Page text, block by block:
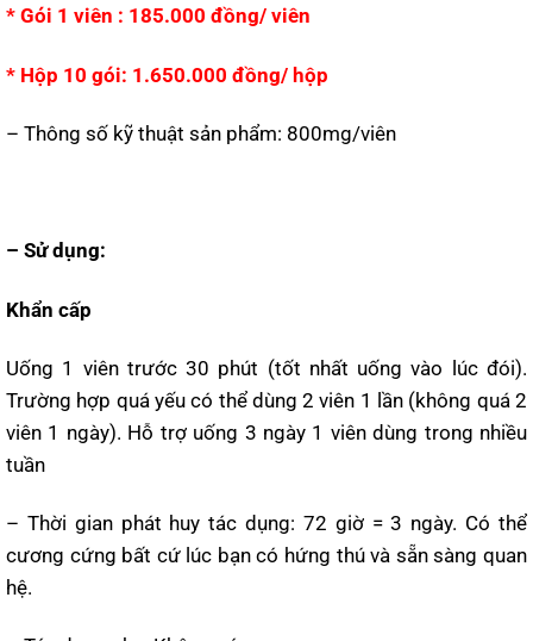
* Gói 1 viên : 185.000 đồng/ viên
* Hộp 10 gói: 1.650.000 đồng/ hộp
– Thông số kỹ thuật sản phẩm: 800mg/viên
– Sử dụng:
Khẩn cấp
Uống 1 viên trước 30 phút (tốt nhất uống vào lúc đói).
Trường hợp quá yếu có thể dùng 2 viên 1 lần (không quá 2
viên 1 ngày). Hỗ trợ uống 3 ngày 1 viên dùng trong nhiều
tuần
– Thời gian phát huy tác dụng: 72 giờ = 3 ngày. Có thể
cương cứng bất cứ lúc bạn có hứng thú và sẵn sàng quan
hệ.